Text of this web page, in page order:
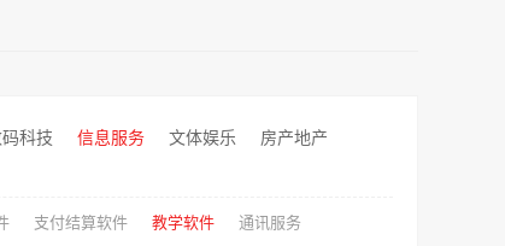
科技 信息服务 文体娱乐
房产地产
支付结算软件 教学软件
通讯服务